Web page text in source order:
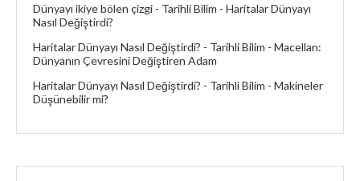
Dünyayı ikiye bölen çizgi - Tarihli Bilim - Haritalar Dünyayı
Nasıl Değiştirdi?
Haritalar Dünyayı Nasıl Değiştirdi? - Tarihli Bilim - Macellan:
Dünyanın Çevresini Değiştiren Adam
Haritalar Dünyayı Nasıl Değiştirdi? - Tarihli Bilim - Makineler
Düşünebilir mi?